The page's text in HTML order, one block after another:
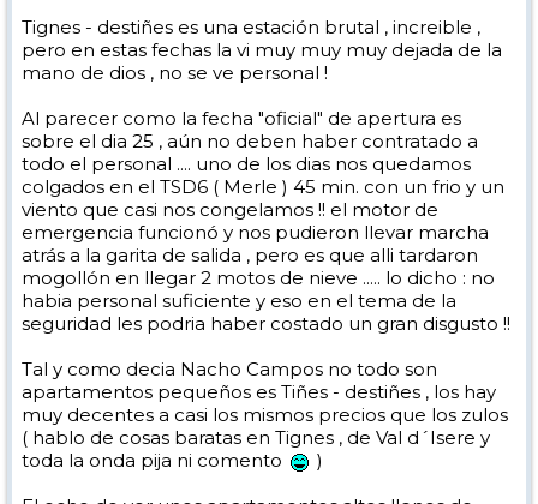
Tignes - destiñes es una estación brutal , increible ,
pero en estas fechas la vi muy muy muy dejada de la
mano de dios , no se ve personal !
Al parecer como la fecha "oficial" de apertura es
sobre el dia 25 , aún no deben haber contratado a
todo el personal .... uno de los dias nos quedamos
colgados en el TSD6 ( Merle ) 45 min. con un frio y un
viento que casi nos congelamos !! el motor de
emergencia funcionó y nos pudieron llevar marcha
atrás a la garita de salida , pero es que alli tardaron
mogollón en llegar 2 motos de nieve ..... lo dicho : no
habia personal suficiente y eso en el tema de la
seguridad les podria haber costado un gran disgusto !!
Tal y como decia Nacho Campos no todo son
apartamentos pequeños es Tiñes - destiñes , los hay
muy decentes a casi los mismos precios que los zulos
( hablo de cosas baratas en Tignes , de Val d´Isere y
toda la onda pija ni comento
)